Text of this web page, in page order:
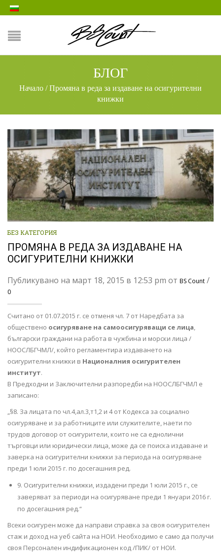
БЛОГ
Начало / Промяна в реда за издаване на осигурителни
книжки
БЕЗ КАТЕГОРИЯ
ПРОМЯНА В РЕДА ЗА ИЗДАВАНЕ НА
ОСИГУРИТЕЛНИ КНИЖКИ
Публикувано на март 18, 2015 в 12:53 pm от BS Count /
0
Считано от 01.07.2015 г. се отменя чл. 7 от Наредбата за
обществено осигуряване на самоосигуряващи се лица,
български граждани на работа в чужбина и морски лица /
НООСЛБГЧМЛ/, който регламентира издаването на
осигурителни книжки в Националния осигурителен
институт.
В Предходни и Заключителни разпоредби на НООСЛБГЧМЛ е
записано:
„§8. За лицата по чл.4,ал.3,т1,2 и 4 от Кодекса за социално
осигуряване и за работниците или служителите, наети по
трудов договор от осигурители, които не са еднолични
търговци или юридически лица, може да се поиска издаване и
заверка на осигурителни книжки за периода на осигуряване
преди 1 юли 2015 г. по досегашния ред.
9. Осигурителни книжки, издадени преди 1 юли 2015 г., се
заверяват за периоди на осигуряване преди 1 януари 2016 г.
по досегашния ред.“
Всеки осигурен може да направи справка за своя осигурителен
стаж и доход на уеб сайта на НОИ. Необходимо е само да получи
своя Персонален индификационен код /ПИК/ от НОИ.